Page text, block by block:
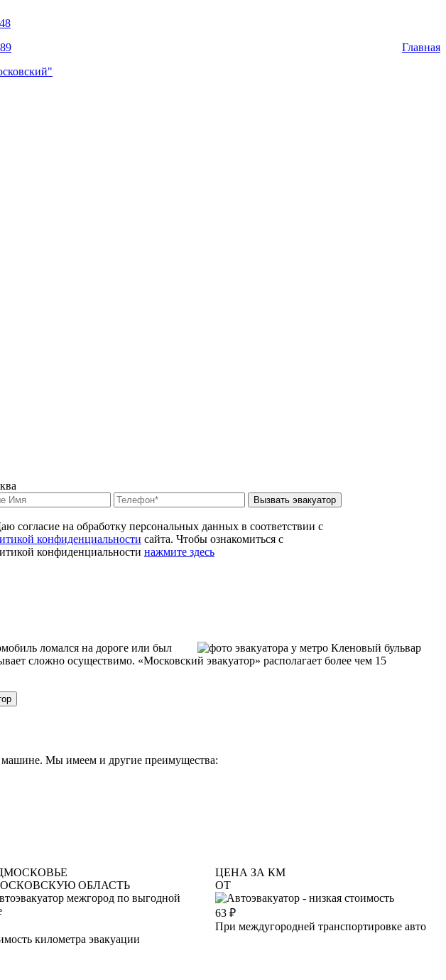
Главная
Вызвать эвакуатор
согласие на обработку персональных данных в соответствии с
конфиденциальности сайта. Чтобы ознакомиться с
конфиденциальности нажмите здесь
ломался на дороге или был
сложно осуществимо. «Московский эвакуатор» располагает более чем 15
машине. Мы имеем и другие преимущества:
ОБЛАСТЬ
километра эвакуации
ЦЕНА ЗА КМ
ОТ
63 ₽
При междугородней транспортировке авто